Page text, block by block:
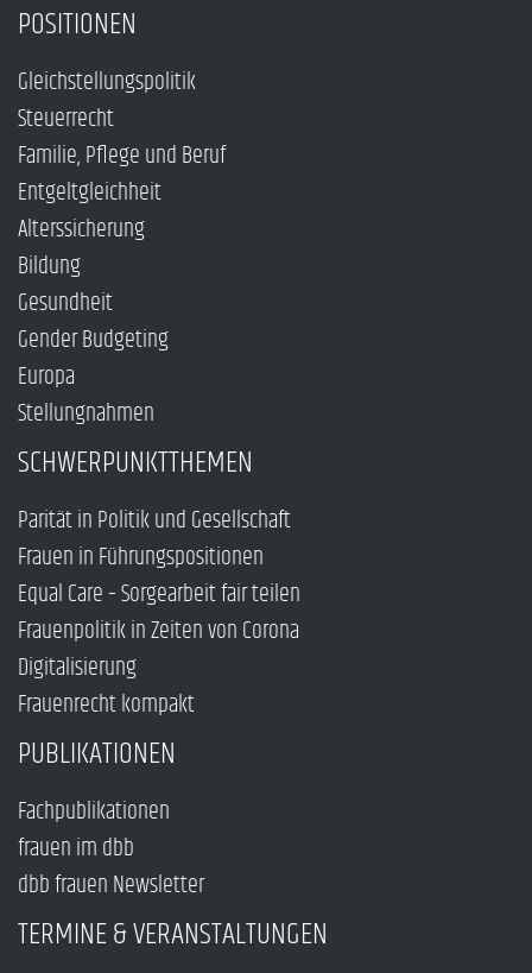
POSITIONEN
Gleichstellungspolitik
Steuerrecht
Familie, Pflege und Beruf
Entgeltgleichheit
Alterssicherung
Bildung
Gesundheit
Gender Budgeting
Europa
Stellungnahmen
SCHWERPUNKTTHEMEN
Parität in Politik und Gesellschaft
Frauen in Führungspositionen
Equal Care – Sorgearbeit fair teilen
Frauenpolitik in Zeiten von Corona
Digitalisierung
Frauenrecht kompakt
PUBLIKATIONEN
Fachpublikationen
frauen im dbb
dbb frauen Newsletter
TERMINE & VERANSTALTUNGEN